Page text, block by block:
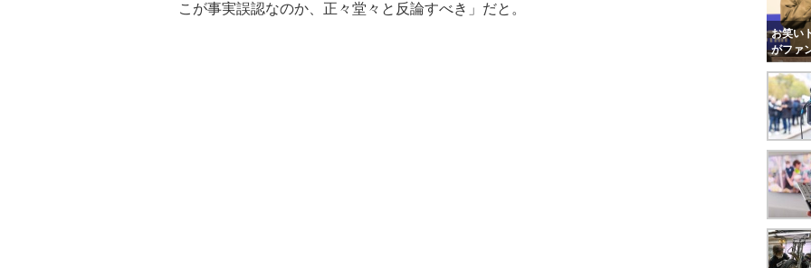
こが事実誤認なのか、正々堂々と反論すべき」だと。
お笑い
がファ